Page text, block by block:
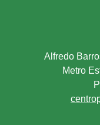
Alfredo
Metro